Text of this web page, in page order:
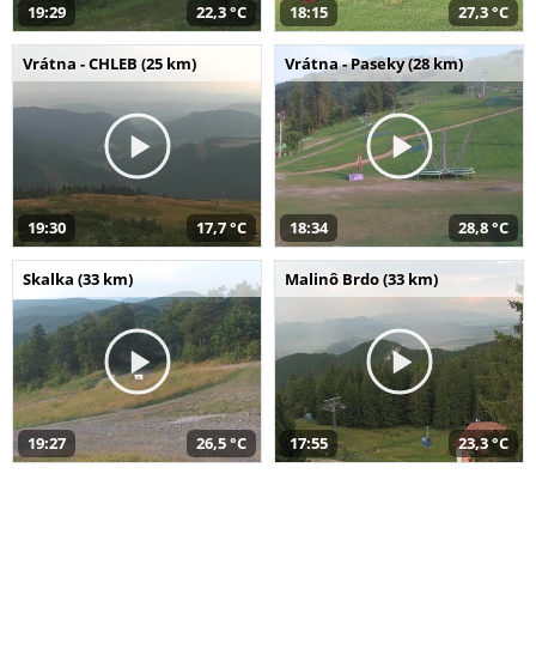
19:29 22,3 °C 18:15 27,3 °C
Vrátna - CHLEB (25 km)
19:30 17,7 °C
Vrátna - Paseky (28 km)
18:34 28,8 °C
Skalka (33 km)
19:27 26,5 °C
Malinô Brdo (33 km)
17:55 23,3 °C